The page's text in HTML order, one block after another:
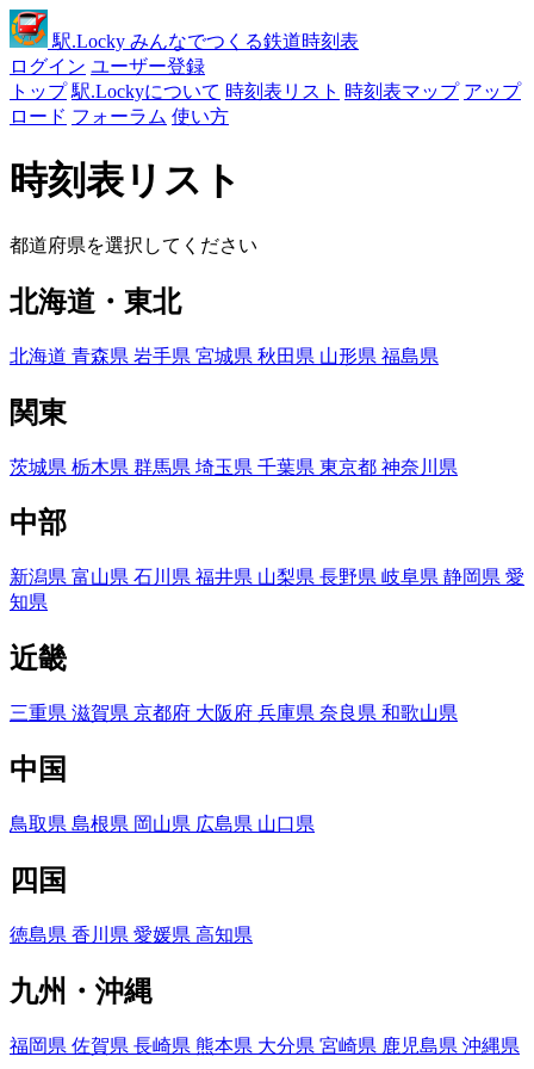
駅.Locky みんなでつくる鉄道時刻表
ログイン ユーザー登録
トップ 駅.Lockyについて 時刻表リスト 時刻表マップ アップ
ロード フォーラム 使い方
時刻表リスト
都道府県を選択してください
北海道・東北
北海道 青森県 岩手県 宮城県 秋田県 山形県 福島県
関東
茨城県 栃木県 群馬県 埼玉県 千葉県 東京都 神奈川県
中部
新潟県 富山県 石川県 福井県 山梨県 長野県 岐阜県 静岡県 愛
知県
近畿
三重県 滋賀県 京都府 大阪府 兵庫県 奈良県 和歌山県
中国
鳥取県 島根県 岡山県 広島県 山口県
四国
徳島県 香川県 愛媛県 高知県
九州・沖縄
福岡県 佐賀県 長崎県 熊本県 大分県 宮崎県 鹿児島県 沖縄県